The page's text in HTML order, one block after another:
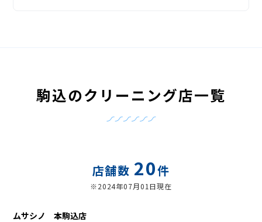
駒込のクリーニング店一覧
店舗数 20件
※2024年07月01日現在
ムサシノ 本駒込店